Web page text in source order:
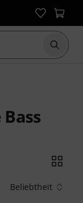
Suche
Beliebtheit